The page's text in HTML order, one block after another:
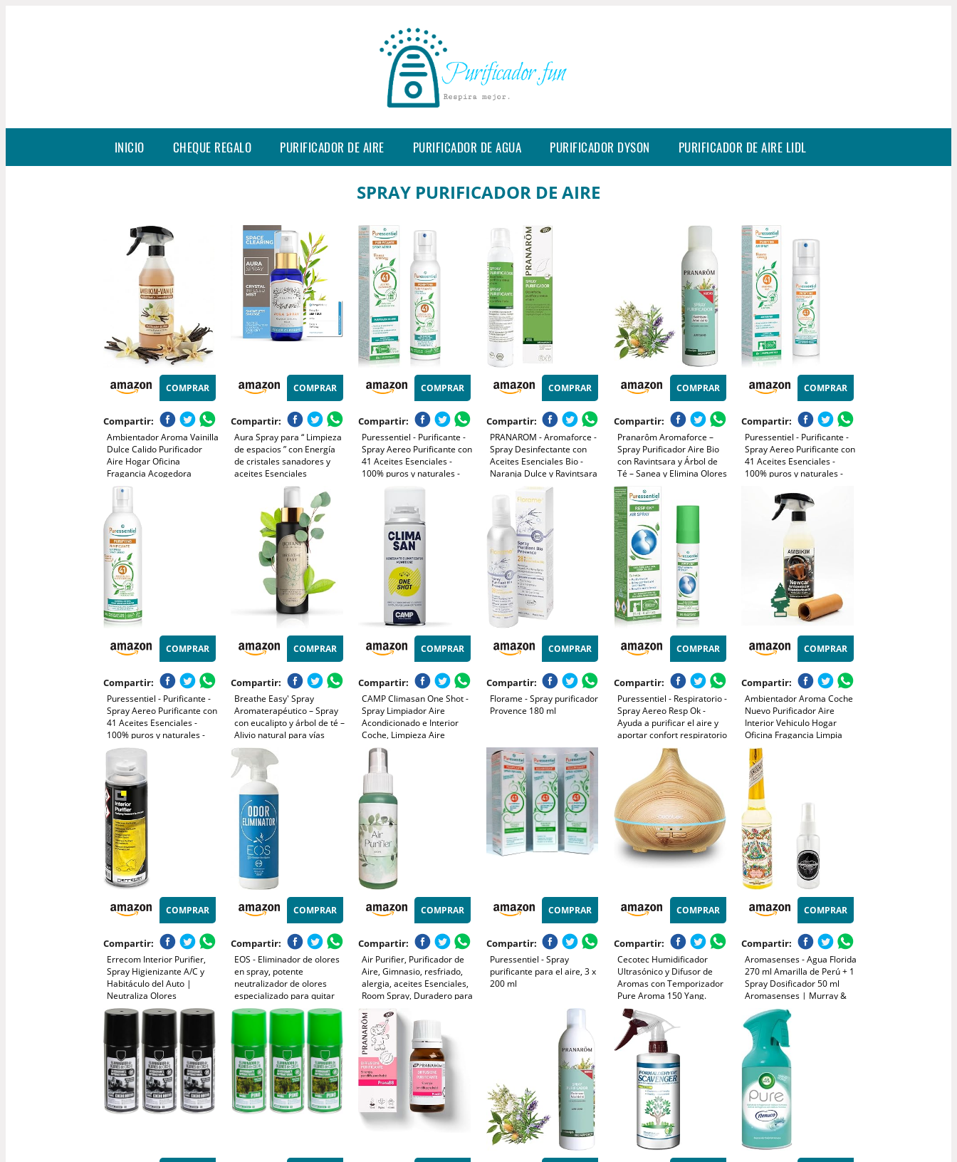
INICIO CHEQUE REGALO PURIFICADOR DE AIRE PURIFICADOR DE AGUA PURIFICADOR DYSON PURIFICADOR DE AIRE LIDL
SPRAY PURIFICADOR DE AIRE
COMPRAR
Compartir:
Ambientador Aroma Vainilla
Dulce Calido Purificador
Aire Hogar Oficina
Fragancia Acogedora
Duradera Neutraliza Olores
No Toxico Spray Multiusos
Sensacion Confort Relax
Diario
COMPRAR
Compartir:
Aura Spray para “ Limpieza
de espacios ” con Energía
de cristales sanadores y
aceites Esenciales
naturales de Lavanda, árbol
de Te, salvia y limón- Hecho
a mano en Bali - 100ml
COMPRAR
Compartir:
Puressentiel - Purificante -
Spray Aereo Purificante con
41 Aceites Esenciales -
100% puros y naturales -
malos olores - 200 ml
COMPRAR
Compartir:
PRANAROM - Aromaforce -
Spray Desinfectante con
Aceites Esenciales Bio -
Naranja Dulce y Ravintsara
- Purifica y Desinfecta el
Aire - 150 ml
COMPRAR
Compartir:
Pranarôm Aromaforce –
Spray Purificador Aire Bio
con Ravintsara y Árbol de
Té – Sanea y Elimina Olores
en 60 Segundos – 150 ml
COMPRAR
Compartir:
Puressentiel - Purificante -
Spray Aereo Purificante con
41 Aceites Esenciales -
100% puros y naturales -
Elimina contaminantes y
malos olores - 75 ml
COMPRAR
Compartir:
Puressentiel - Purificante -
Spray Aereo Purificante con
41 Aceites Esenciales -
100% puros y naturales -
Respire un aire purificado -
malos olores - 500 ml
COMPRAR
Compartir:
Breathe Easy' Spray
Aromaterapéutico – Spray
con eucalipto y árbol de té –
Alivio natural para vías
respiratorias, purifica el
aire – Spray para
habitaciones, sábanas,
almohadas BotanyRoom®
COMPRAR
Compartir:
CAMP Climasan One Shot -
Spray Limpiador Aire
Acondicionado e Interior
Coche, Limpieza Aire
Acondicionado con Acción
Purificadora–Ideal para
Remover Gérmenes y
Bacterias–Made in Italy, 200
ml
COMPRAR
Compartir:
Florame - Spray purificador
Provence 180 ml
COMPRAR
Compartir:
Puressentiel - Respiratorio -
Spray Aereo Resp Ok -
Ayuda a purificar el aire y
aportar confort respiratorio
y bienestar - 19 aceites
esenciales - 20 ml
COMPRAR
Compartir:
Ambientador Aroma Coche
Nuevo Purificador Aire
Interior Vehiculo Hogar
Oficina Fragancia Limpia
Elegante Duradera
Neutraliza Olores No Toxico
Spray Sensacion Nuevo
Constante
COMPRAR
Compartir:
Errecom Interior Purifier,
Spray Higienizante A/C y
Habitáculo del Auto |
Neutraliza Olores
Persistentes y
Contaminantes | Acción
Rápida One-Shot | Aire
Limpio de Larga Duración |
200 ml Limón
COMPRAR
Compartir:
EOS - Eliminador de olores
en spray, potente
neutralizador de olores
especializado para quitar
malos olores en tejidos.
Ambientador potente ideal
para el hogar, muebles,
bares, restaurante, coches
COMPRAR
Compartir:
Air Purifier, Purificador de
Aire, Gimnasio, resfriado,
alergia, aceites Esenciales,
Room Spray, Duradero para
hogar, Oficina, baño, Listo
para Usar, Fragancia
Duradera, 100 ml
COMPRAR
Compartir:
Puressentiel - Spray
purificante para el aire, 3 x
200 ml
COMPRAR
Compartir:
Cecotec Humidificador
Ultrasónico y Difusor de
Aromas con Temporizador
Pure Aroma 150 Yang.
Capacidad 150 ml,
Temporizador 3 Horas, 7
Colores led, Función
aromaterapia, Ultra
silencioso
COMPRAR
Compartir:
Aromasenses - Agua Florida
270 ml Amarilla de Perú + 1
Spray Dosificador 50 ml
Aromasenses | Murray &
Lanman | 100% Original |
Limpieza Chamánica |
Protección Espiritual y
Limpieza.